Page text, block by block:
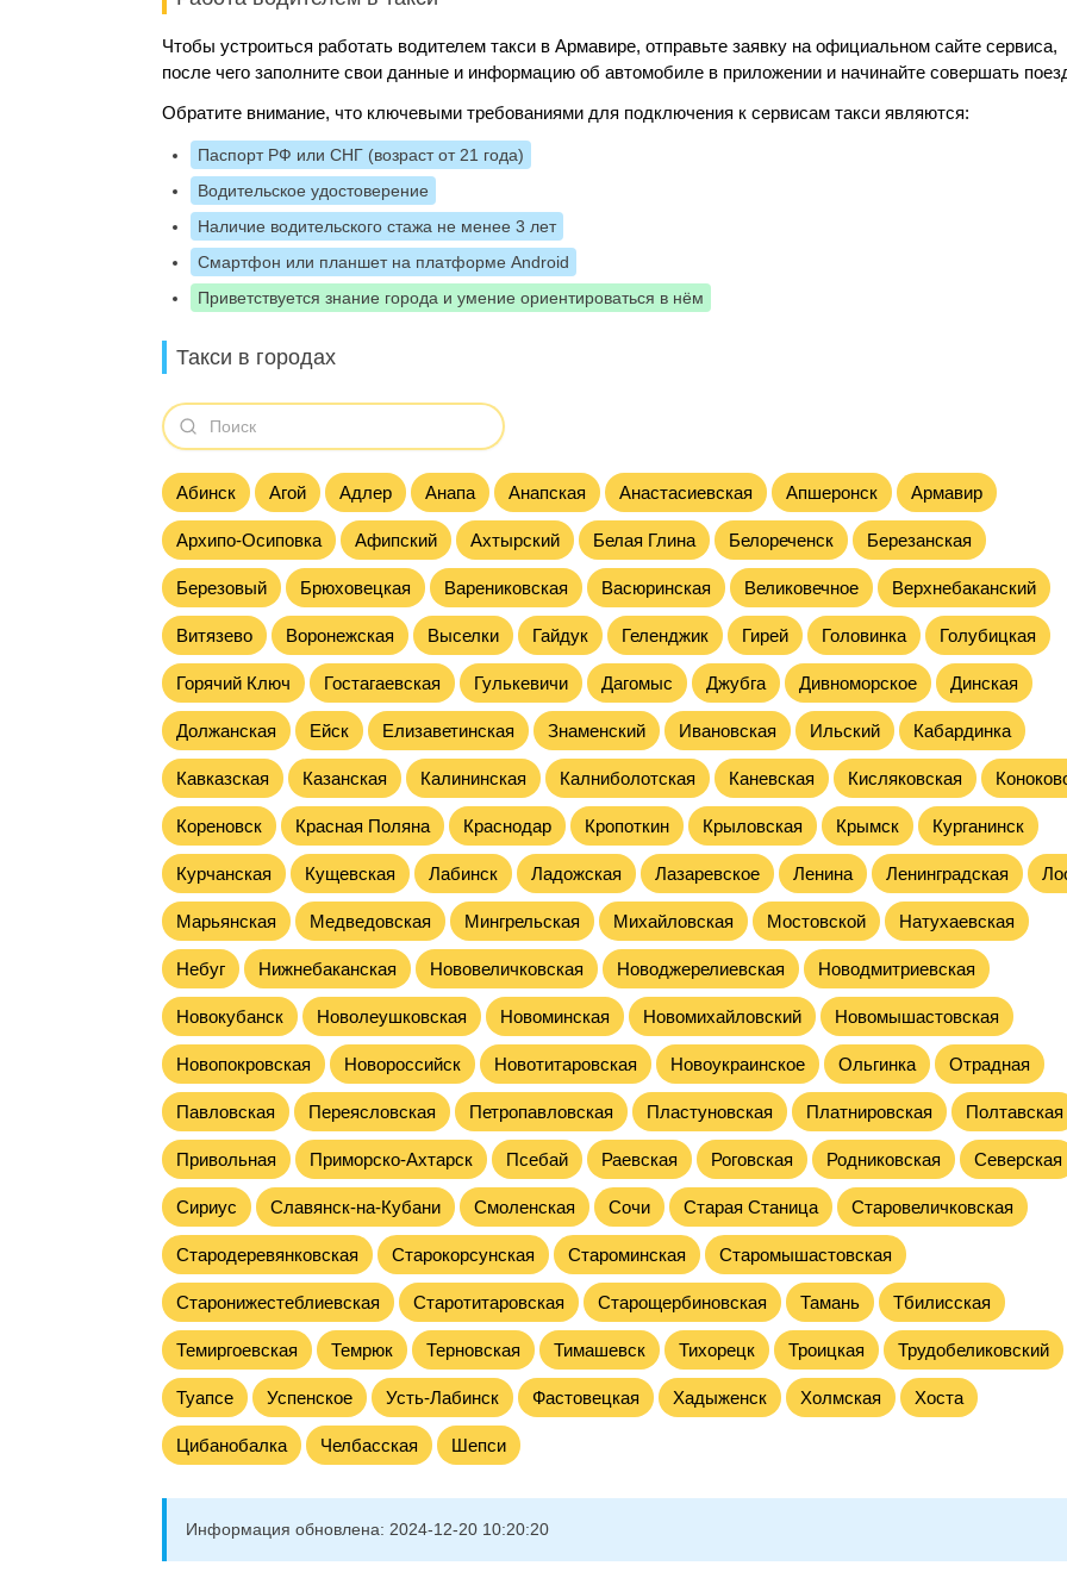
Чтобы устроиться работать водителем такси в Армавире, отправьте заявку на официальном сайте сервиса,
после чего заполните свои данные и информацию об автомобиле в приложении и начинайте совершать
Обратите внимание, что ключевыми требованиями для подключения к сервисам такси являются:
Паспорт РФ или СНГ (возраст от 21 года)
Водительское удостоверение
Наличие водительского стажа не менее 3 лет
Смартфон или планшет на платформе Android
Приветствуется знание города и умение ориентироваться в нём
Такси в городах
Абинск Агой Адлер Анапа Анапская Анастасиевская Апшеронск Армавир
Архипо-Осиповка Афипский Ахтырский Белая Глина Белореченск Березанская
Березовый Брюховецкая Варениковская Васюринская Великовечное Верхнебаканский
Витязево Воронежская Выселки Гайдук Геленджик Гирей Головинка Голубицкая
Горячий Ключ Гостагаевская Гулькевичи Дагомыс Джубга Дивноморское Динская
Должанская Ейск Елизаветинская Знаменский Ивановская Ильский Кабардинка
Кавказская Казанская Калининская Калниболотская Каневская Кисляковская
Кореновск Красная Поляна Краснодар Кропоткин Крыловская Крымск Курганинск
Курчанская Кущевская Лабинск Ладожская Лазаревское Ленина Ленинградская
Марьянская Медведовская Мингрельская Михайловская Мостовской Натухаевская
Небуг Нижнебаканская Нововеличковская Новоджерелиевская Новодмитриевская
Новокубанск Новолеушковская Новоминская Новомихайловский Новомышастовская
Новопокровская Новороссийск Новотитаровская Новоукраинское Ольгинка Отрадная
Павловская Переясловская Петропавловская Пластуновская Платнировская Полтавская
Привольная Приморско-Ахтарск Псебай Раевская Роговская Родниковская Северская
Сириус Славянск-на-Кубани Смоленская Сочи Старая Станица Старовеличковская
Стародеревянковская Старокорсунская Староминская Старомышастовская
Старонижестеблиевская Старотитаровская Старощербиновская Тамань Тбилисская
Темиргоевская Темрюк Терновская Тимашевск Тихорецк Троицкая Трудобеликовский
Туапсе Успенское Усть-Лабинск Фастовецкая Хадыженск Холмская Хоста
Цибанобалка Челбасская Шепси
Информация обновлена: 2024-12-20 10:20:20